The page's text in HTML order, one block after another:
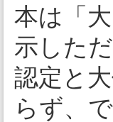
本は「
示した
認定と
らず、